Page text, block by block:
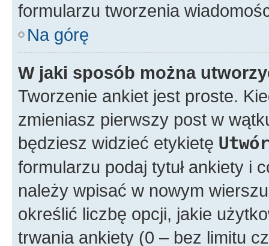
formularzu tworzenia
Na górę
W jaki sposób można
Tworzenie ankiet jest proste.
zmieniasz pierwszy post w
będziesz widzieć etykietę
formularzu podaj tytuł ankiety i
należy wpisać w nowym
określić liczbę opcji, jakie
trwania ankiety (0 – bez limitu